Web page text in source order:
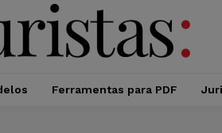
Ferramentas para PDF